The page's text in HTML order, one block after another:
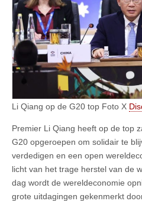
Li Qiang op de G20 top Foto X
Premier Li Qiang heeft op de top
G20 opgeroepen om solidair te
verdedigen en een open
licht van het trage herstel van de
dag wordt de wereldeconomie
grote uitdagingen gekenmerkt